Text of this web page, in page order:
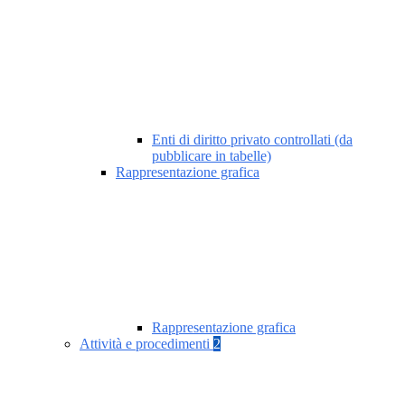
Enti di diritto privato controllati (da
pubblicare in tabelle)
Rappresentazione grafica
Rappresentazione grafica
Attività e procedimenti 2